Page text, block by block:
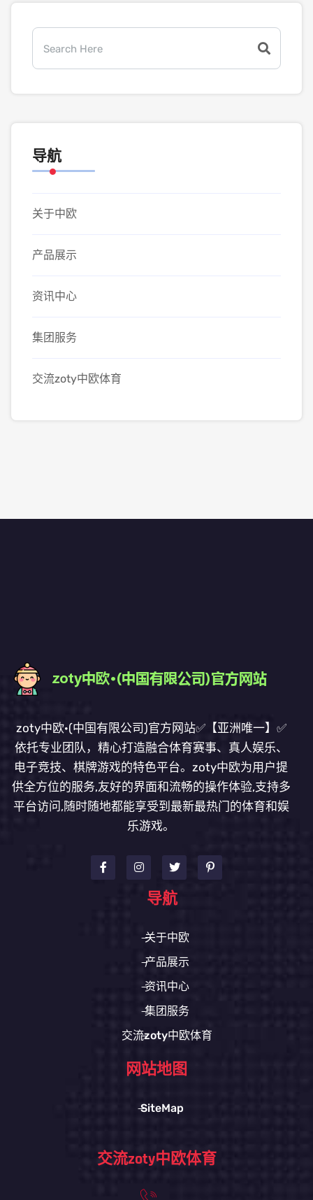
导航
关于中欧
产品展示
资讯中心
集团服务
交流zoty中欧体育
zoty中欧·(中国有限公司)官方网站✅【亚洲唯一】✅
依托专业团队，精心打造融合体育赛事、真人娱乐、
电子竞技、棋牌游戏的特色平台。zoty中欧为用户提
供全方位的服务,友好的界面和流畅的操作体验,支持多
平台访问,随时随地都能享受到最新最热门的体育和娱
乐游戏。
导航
关于中欧
产品展示
资讯中心
集团服务
交流zoty中欧体育
网站地图
SiteMap
交流zoty中欧体育